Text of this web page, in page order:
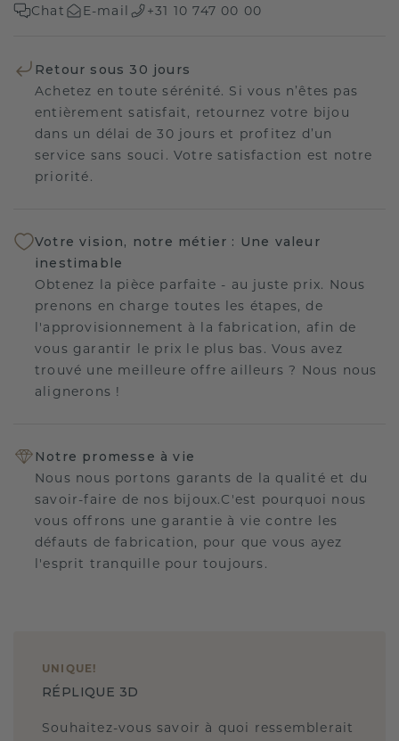
Chat E-mail +31 10 747 00 00
Retour sous 30 jours
Achetez en toute sérénité. Si vous n’êtes pas
entièrement satisfait, retournez votre bijou
dans un délai de 30 jours et profitez d’un
service sans souci. Votre satisfaction est notre
priorité.
Votre vision, notre métier : Une valeur
inestimable
Obtenez la pièce parfaite - au juste prix. Nous
prenons en charge toutes les étapes, de
l'approvisionnement à la fabrication, afin de
vous garantir le prix le plus bas. Vous avez
trouvé une meilleure offre ailleurs ? Nous nous
alignerons !
Notre promesse à vie
Nous nous portons garants de la qualité et du
savoir-faire de nos bijoux.C'est pourquoi nous
vous offrons une garantie à vie contre les
défauts de fabrication, pour que vous ayez
l'esprit tranquille pour toujours.
UNIQUE !
RÉPLIQUE 3D
Souhaitez-vous savoir à quoi ressemblerait